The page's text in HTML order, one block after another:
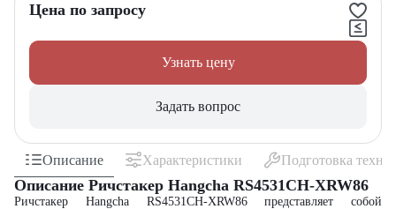
Цена по запросу
Узнать цену
Задать вопрос
Описание Характеристики Подготовка
Описание Ричстакер Hangcha RS4531CH-XRW86
Ричстакер Hangcha RS4531CH-XRW86 представляет собой